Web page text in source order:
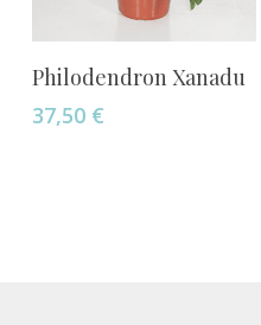
Añadir Al Carrito
Philodendron Xanadu
37,50 €